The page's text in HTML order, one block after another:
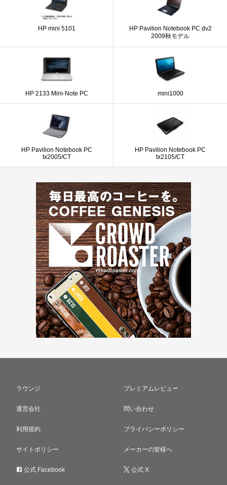
HP mini 5101
HP Pavilion Notebook PC dv2
2009秋モデル
HP 2133 Mini-Note PC mini1000
HP Pavilion Notebook PC
tx2005/CT
HP Pavilion Notebook PC
tx2105/CT
ラウンジ プレミアムレビュー
運営会社 問い合わせ
利用規約 プライバシーポリシー
サイトポリシー メーカーの皆様へ
公式 Facebook 公式 X